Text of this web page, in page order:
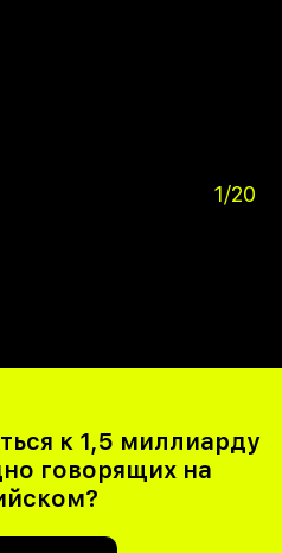
1/20
к 1,5 миллиарду
говорящих на